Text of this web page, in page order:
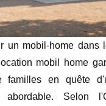
un mobil-home dans
mobil home
familles en quête
abordable. Selon